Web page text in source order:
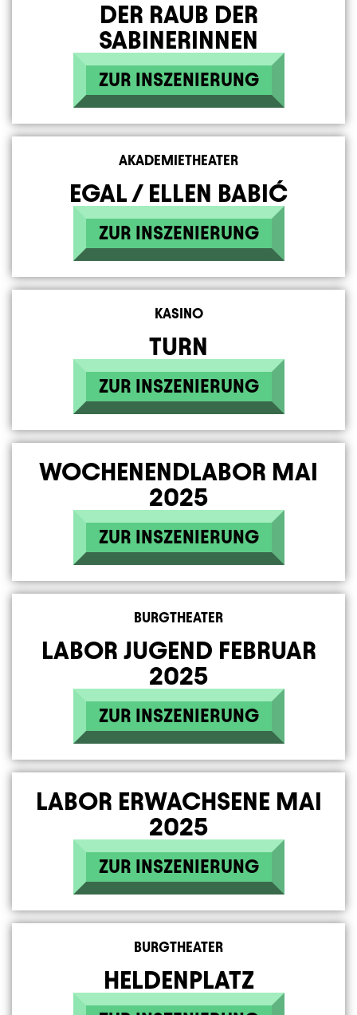
DER RAUB DER
SABINERINNEN
ZUR INSZENIERUNG
EGAL / ELLEN BABIĆ
AKADEMIETHEATER
ZUR INSZENIERUNG
TURN
KASINO
ZUR INSZENIERUNG
WOCHENENDLABOR MAI
2025
ZUR INSZENIERUNG
LABOR JUGEND FEBRUAR
2025
BURGTHEATER
ZUR INSZENIERUNG
LABOR ERWACHSENE MAI
2025
ZUR INSZENIERUNG
HELDENPLATZ
BURGTHEATER